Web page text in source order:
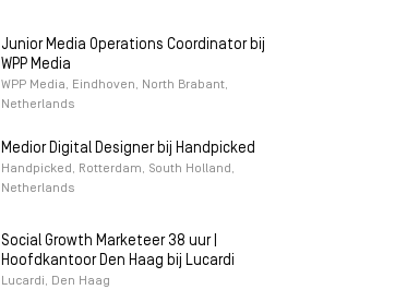
Junior Media Operations Coordinator bij
WPP Media
WPP Media, Eindhoven, North Brabant,
Netherlands
Medior Digital Designer bij Handpicked
Handpicked, Rotterdam, South Holland,
Netherlands
Social Growth Marketeer 38 uur |
Hoofdkantoor Den Haag bij Lucardi
Lucardi, Den Haag